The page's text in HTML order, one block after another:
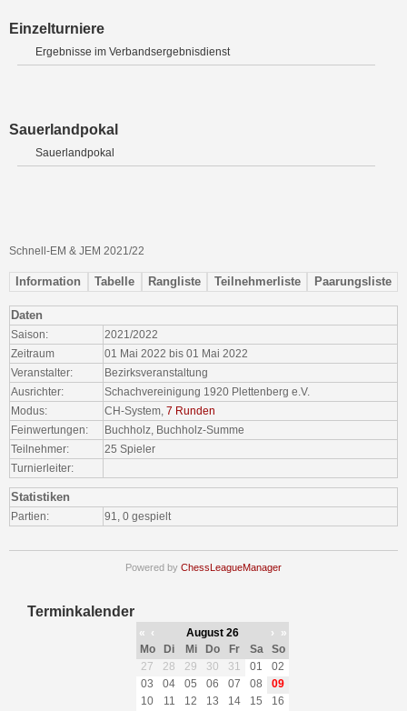
Einzelturniere
Ergebnisse im Verbandsergebnisdienst
Sauerlandpokal
Sauerlandpokal
Schnell-EM & JEM 2021/22
Information Tabelle Rangliste Teilnehmerliste Paarungsliste
Daten
Saison:
2021/2022
Zeitraum
01 Mai 2022 bis 01 Mai 2022
Veranstalter:
Bezirksveranstaltung
Ausrichter:
Schachvereinigung 1920 Plettenberg e.V.
Modus:
CH-System,7 Runden
Feinwertungen:
Buchholz, Buchholz-Summe
Teilnehmer:
25 Spieler
Turnierleiter:
Statistiken
Partien: 91, 0 gespielt
Powered by ChessLeagueManager
Terminkalender
« ‹ August 26 ›
»
Mo
Di Mi Do Fr Sa
So
27
28 29 30 31 01
02
03
04 05 06 07 08
09
10
11 12 13 14 15
16